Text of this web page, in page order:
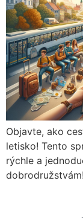
Objavte, ako
letisko! Tento
rýchle a
dobrodružstvám!